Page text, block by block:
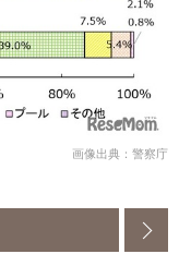
画像出典：警察庁